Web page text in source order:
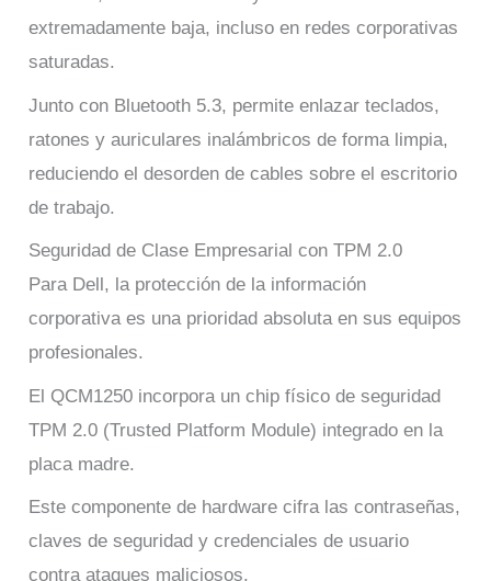
extremadamente baja, incluso en redes corporativas
saturadas.
Junto con Bluetooth 5.3, permite enlazar teclados,
ratones y auriculares inalámbricos de forma limpia,
reduciendo el desorden de cables sobre el escritorio
de trabajo.
Seguridad de Clase Empresarial con TPM 2.0
Para Dell, la protección de la información
corporativa es una prioridad absoluta en sus equipos
profesionales.
El QCM1250 incorpora un chip físico de seguridad
TPM 2.0 (Trusted Platform Module) integrado en la
placa madre.
Este componente de hardware cifra las contraseñas,
claves de seguridad y credenciales de usuario
contra ataques maliciosos.